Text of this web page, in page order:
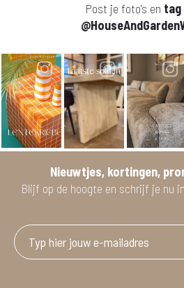
Post je foto's en tag
Nieuwtjes, kortingen,
Blijf op de hoogte en schrijf je nu